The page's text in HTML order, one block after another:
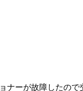
ナーが故障したので